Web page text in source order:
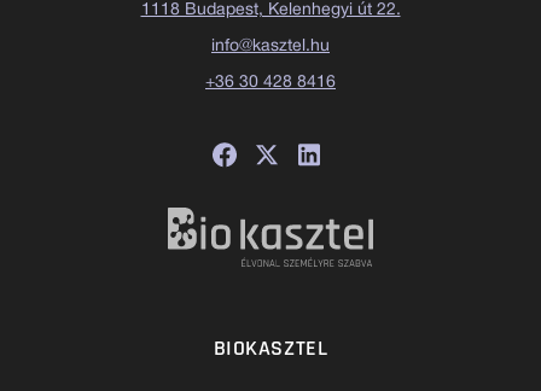
1118 Budapest, Kelenhegyi út 22.
info@kasztel.hu
+36 30 428 8416
BIOKASZTEL